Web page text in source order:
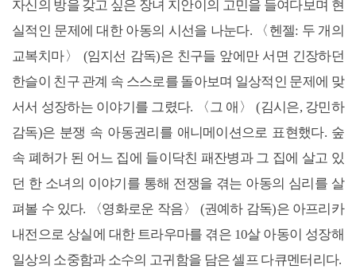
자신의 방을 갖고 싶은 장녀 지안이의 고민을 들여다보며 현
실적인 문제에 대한 아동의 시선을 나눈다. 〈헨젤: 두 개의
교복치마〉 (임지선 감독)은 친구들 앞에만 서면 긴장하던
한슬이 친구 관계 속 스스로를 돌아보며 일상적인 문제에 맞
서서 성장하는 이야기를 그렸다. 〈그 애〉 (김시은, 강민하
감독)은 분쟁 속 아동권리를 애니메이션으로 표현했다. 숲
속 폐허가 된 어느 집에 들이닥친 패잔병과 그 집에 살고 있
던 한 소녀의 이야기를 통해 전쟁을 겪는 아동의 심리를 살
펴볼 수 있다. 〈영화로운 작음〉 (권예하 감독)은 아프리카
내전으로 상실에 대한 트라우마를 겪은 10살 아동이 성장해
일상의 소중함과 소수의 고귀함을 담은 셀프 다큐멘터리다.